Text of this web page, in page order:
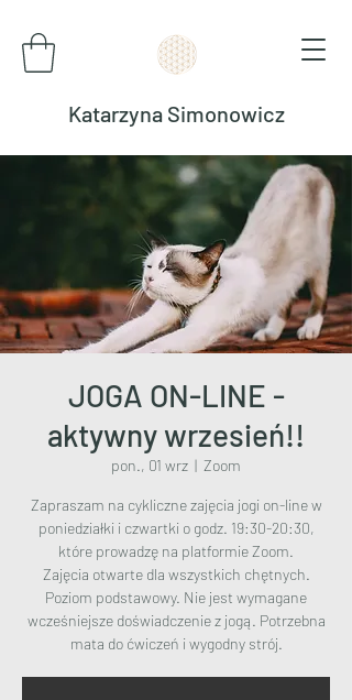
Katarzyna Simonowicz
JOGA ON-LINE -
aktywny wrzesień!!
pon., 01 wrz
  |
Zoom
Zapraszam na cykliczne zajęcia jogi on-line w
poniedziałki i czwartki o godz. 19:30-20:30,
które prowadzę na platformie Zoom.
Zajęcia otwarte dla wszystkich chętnych.
Poziom podstawowy. Nie jest wymagane
wcześniejsze doświadczenie z jogą. Potrzebna
mata do ćwiczeń i wygodny strój.